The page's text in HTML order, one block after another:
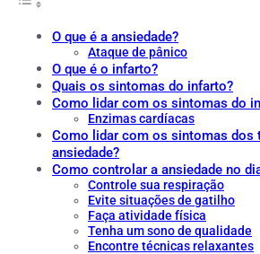
O que é a ansiedade?
Ataque de pânico
O que é o infarto?
Quais os sintomas do infarto?
Como lidar com os sintomas do
Enzimas cardíacas
Como lidar com os sintomas dos
ansiedade?
Como controlar a ansiedade no
Controle sua respiração
Evite situações de gatilho
Faça atividade física
Tenha um sono de qualidade
Encontre técnicas relaxantes